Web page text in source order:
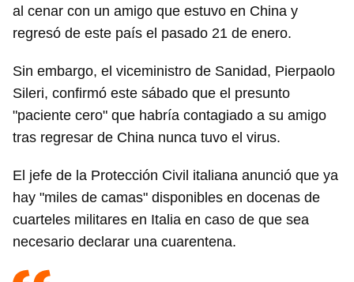
al cenar con un amigo que estuvo en China y
regresó de este país el pasado 21 de enero.
Sin embargo, el viceministro de Sanidad, Pierpaolo
Sileri, confirmó este sábado que el presunto
"paciente cero" que habría contagiado a su amigo
tras regresar de China nunca tuvo el virus.
El jefe de la Protección Civil italiana anunció que ya
hay "miles de camas" disponibles en docenas de
cuarteles militares en Italia en caso de que sea
necesario declarar una cuarentena.